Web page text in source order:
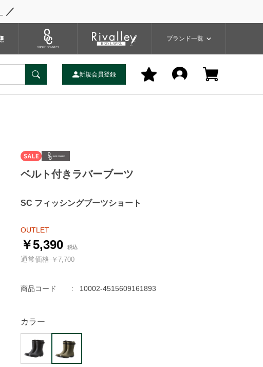
／
ブランド一覧
新規会員登録
キャップ
ベルト付きラバーブーツ
SC フィッシングブーツショート
OUTLET
￥5,390
通常価格￥7,700
商品コード 10002-4515609161893
カラー